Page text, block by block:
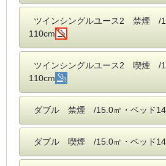
ツインシングルユース2 禁煙 /
110cm
ツインシングルユース2 喫煙 /
110cm
ダブル 禁煙 /15.0㎡・ベッド
ダブル 喫煙 /15.0㎡・ベッド